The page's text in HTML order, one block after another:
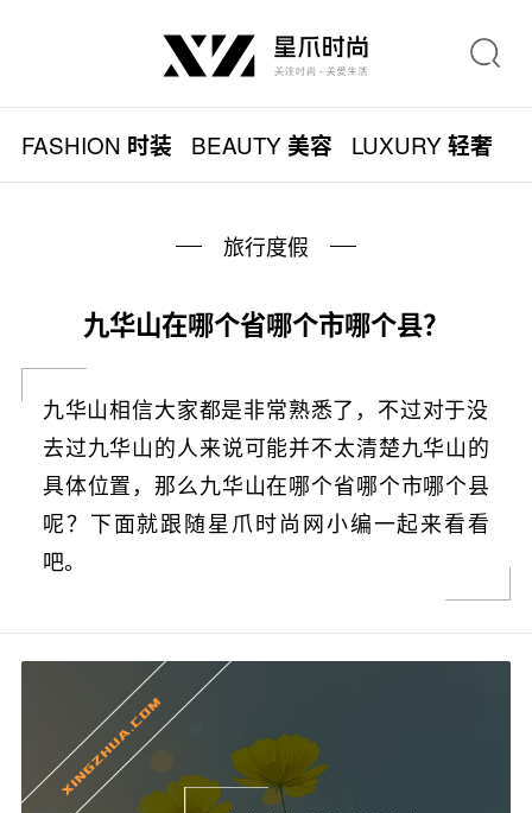
FASHION 时装 BEAUTY美容 LUXURY轻奢
旅行度假
九华山在哪个省哪个市哪个县？
九华山相信大家都是非常熟悉了，不过对于没
去过九华山的人来说可能并不太清楚九华山的
具体位置，那么九华山在哪个省哪个市哪个县
呢？下面就跟随星爪时尚网小编一起来看看
吧。